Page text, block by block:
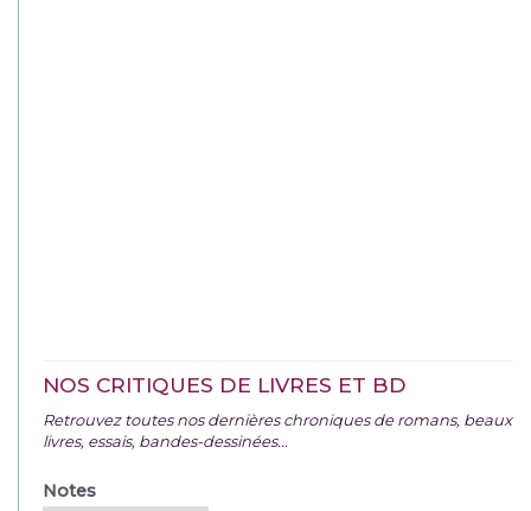
NOS CRITIQUES DE LIVRES ET BD
Retrouvez toutes nos dernières chroniques de romans, beaux
livres, essais, bandes-dessinées...
Notes